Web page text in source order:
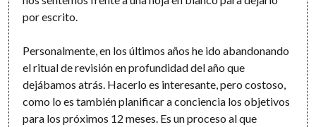
por escrito.
Personalmente, en los últimos años he ido abandonando
el ritual de revisión en profundidad del año que
dejábamos atrás. Hacerlo es interesante, pero costoso,
como lo es también planificar a conciencia los objetivos
para los próximos 12 meses. Es un proceso al que